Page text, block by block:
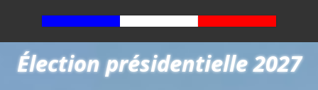
Élection présidentielle 2027